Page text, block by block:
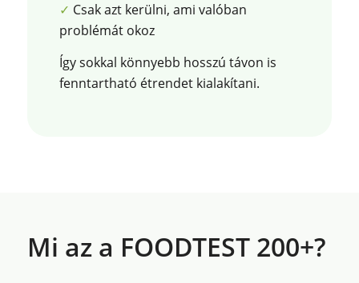
✓ Csak azt kerülni, ami valóban
problémát okoz
Így sokkal könnyebb hosszú távon is
fenntartható étrendet kialakítani.
Mi az a FOODTEST 200+?